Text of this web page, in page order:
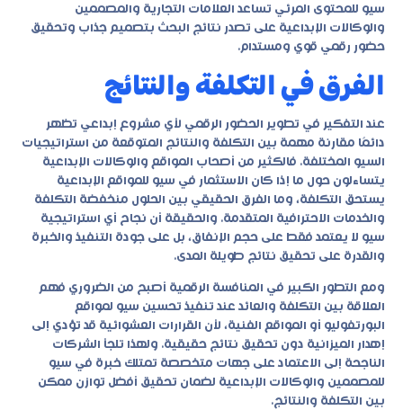
سيو للمحتوى المرئي تساعد العلامات التجارية والمصممين
والوكالات الإبداعية على تصدر نتائج البحث بتصميم جذاب وتحقيق
حضور رقمي قوي ومستدام.
الفرق في التكلفة والنتائج
عند التفكير في تطوير الحضور الرقمي لأي مشروع إبداعي تظهر
دائمًا مقارنة مهمة بين التكلفة والنتائج المتوقعة من استراتيجيات
السيو المختلفة. فالكثير من أصحاب المواقع والوكالات الإبداعية
يتساءلون حول ما إذا كان الاستثمار في سيو للمواقع الإبداعية
يستحق التكلفة، وما الفرق الحقيقي بين الحلول منخفضة التكلفة
والخدمات الاحترافية المتقدمة. والحقيقة أن نجاح أي استراتيجية
سيو لا يعتمد فقط على حجم الإنفاق، بل على جودة التنفيذ والخبرة
والقدرة على تحقيق نتائج طويلة المدى.
ومع التطور الكبير في المنافسة الرقمية أصبح من الضروري فهم
العلاقة بين التكلفة والعائد عند تنفيذ تحسين سيو لمواقع
البورتفوليو أو المواقع الفنية، لأن القرارات العشوائية قد تؤدي إلى
إهدار الميزانية دون تحقيق نتائج حقيقية. ولهذا تلجأ الشركات
الناجحة إلى الاعتماد على جهات متخصصة تمتلك خبرة في سيو
للمصممين والوكالات الإبداعية لضمان تحقيق أفضل توازن ممكن
بين التكلفة والنتائج.